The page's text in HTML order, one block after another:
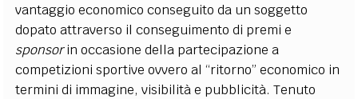
vantaggio economico conseguito da un soggetto
dopato attraverso il conseguimento di premi e
sponsorin occasione della partecipazione a
competizioni sportive ovvero al “ritorno” economico in
termini di immagine, visibilità e pubblicità. Tenuto